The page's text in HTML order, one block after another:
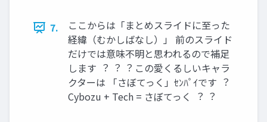
7.
ここからは「まとめスライドに⾄った
経緯（むかしばなし）」 前のスライド
だけでは意味不明と思われるので補⾜
します ︖ ︖ ︖ この愛くるしいキャラ
クターは 「さぼてっく」ｾﾝﾊﾟｲです ︖
Cybozu + Tech = さぼてっく ︖ ︖